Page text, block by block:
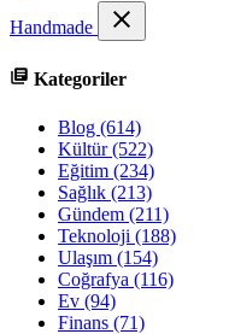
Handmade
Kategoriler
Blog (614)
Kültür(522)
Eğitim (234)
Sağlık (213)
Gündem (211)
Teknoloji (188)
Ulaşım (154)
Coğrafya (116)
Ev (94)
Finans (71)